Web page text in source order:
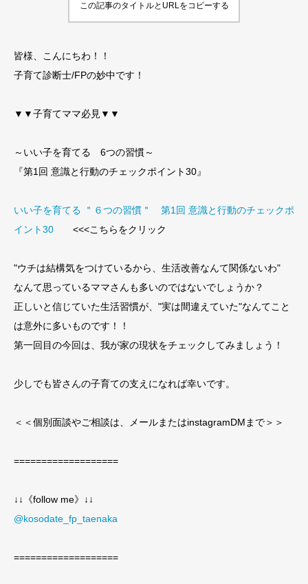
この記事のタイトルとURLをコピーする
皆様、こんにちわ！！
子育て診断士/FPの妙中です！
▼▼子育てママ必見▼▼
～いい子を育てる 6つの習慣～
『第1回 意識と行動のチェックポイント30』
いい子を育てる ＂６つの習慣＂ 第1回 意識と行動のチェックポ
イント30 <<<こちらをクリック
"ウチは結構気をつけているから、生活改善なんて関係ないわ"
なんて思っているママさんも多いのではないでしょうか？
正しいと信じていた生活習慣が、"実は間違えていた"なんてこと
は意外に多いものです！！
第一回目の今回は、我が家の現状をチェックしてみましょう！
少しでも皆さんの子育ての支えになれば幸いです。
＜＜個別面談やご相談は、メールまたはinstagramDMまで＞＞
===================
↓↓《follow me》↓↓
@kosodate_fp_taenaka
===================